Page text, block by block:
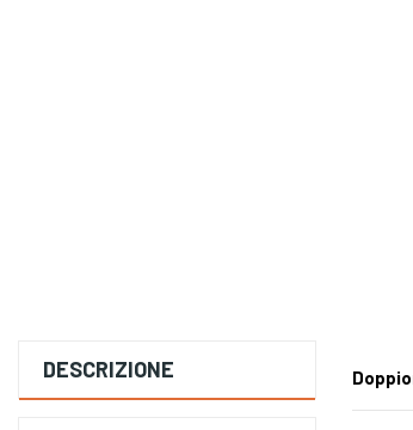
DESCRIZIONE